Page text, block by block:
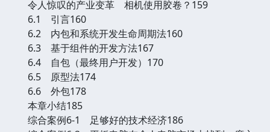
令人惊叹的产业变革 相机使用胶卷？159
6.1 引言160
6.2 内包和系统开发生命周期法160
6.3 基于组件的开发方法167
6.4 自包（最终用户开发）170
6.5 原型法174
6.6 外包178
本章小结185
综合案例6-1 足够好的技术经济186